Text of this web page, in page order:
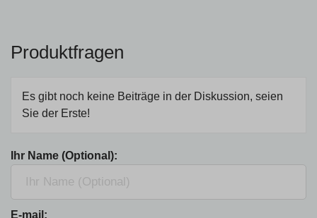
Produktfragen
Es gibt noch keine Beiträge in der Diskussion, seien
Sie der Erste!
Ihr Name (Optional):
E-mail: